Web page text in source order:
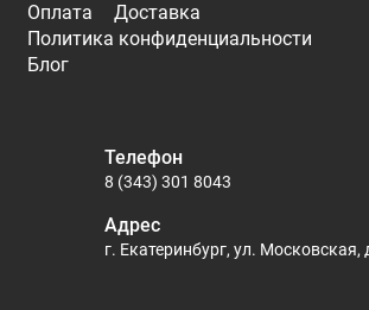
Оплата
Доставка
Политика конфиденциальности
Блог
Телефон
8 (343) 301 8043
Адрес
г. Екатеринбург, ул. Московская,